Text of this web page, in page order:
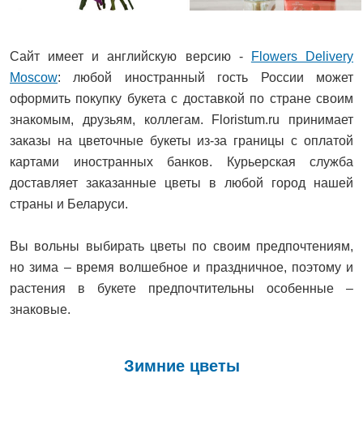
Сайт имеет и английскую версию -
Flowers Delivery
Moscow: любой иностранный гость России может
оформить покупку букета с доставкой по стране своим
знакомым, друзьям, коллегам. Floristum.ru принимает
заказы на цветочные букеты из-за границы с оплатой
картами иностранных банков. Курьерская служба
доставляет заказанные цветы в любой город нашей
страны и Беларуси.
Вы вольны выбирать цветы по своим предпочтениям,
но зима – время волшебное и праздничное, поэтому и
растения в букете предпочтительны особенные –
знаковые.
Зимние цветы